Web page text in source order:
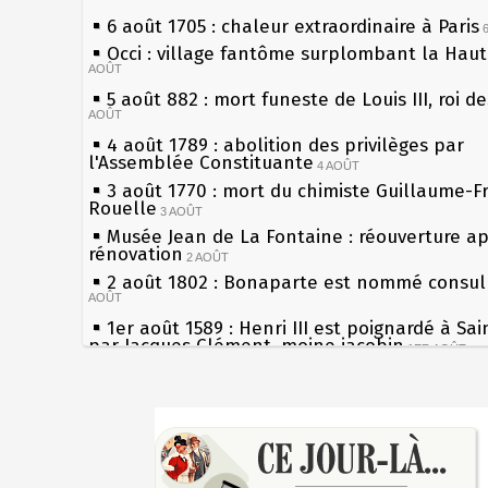
6 août 1705 : chaleur extraordinaire à Paris
Occi : village fantôme surplombant la
AOÛT
5 août 882 : mort funeste de Louis III, roi
AOÛT
4 août 1789 : abolition des privilèges par
l'Assemblée Constituante 4 AOÛT
3 août 1770 : mort du chimiste Guillaume-
Rouelle 3 AOÛT
Musée Jean de La Fontaine : réouverture
rénovation 2 AOÛT
2 août 1802 : Bonaparte est nommé
AOÛT
1er août 1589 : Henri III est poignardé à
par Jacques Clément, moine jacobin 1ER AOÛT
Chocolat Poulain 30 JUILLET
29 juillet 1881 : loi sur la liberté de la
les siècles
27 mai 1610 : supplice de François
du roi Henri IV